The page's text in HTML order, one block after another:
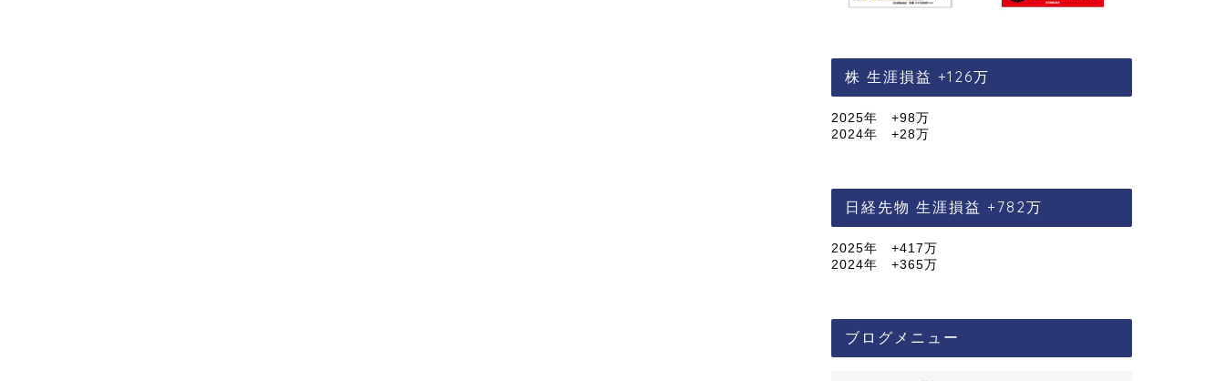
株 生涯損益 +126万
2025年 +98万
2024年 +28万
日経先物 生涯損益 +782万
2025年 +417万
2024年 +365万
ブログメニュー